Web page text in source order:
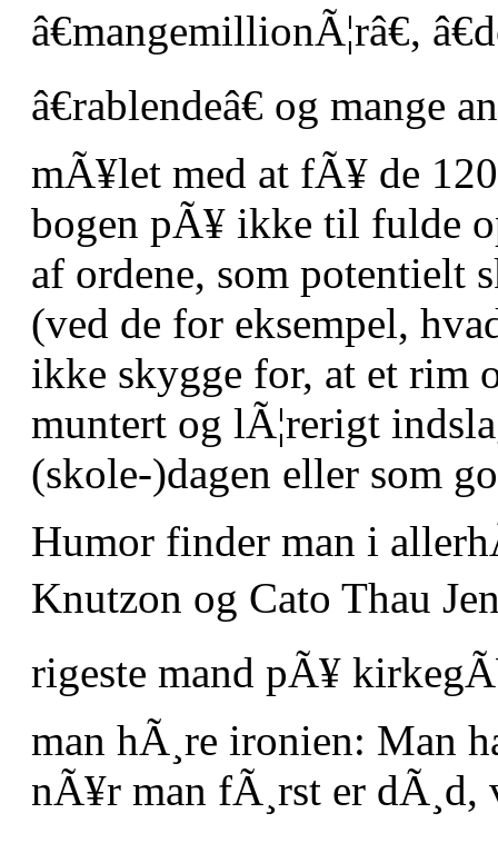
â€mangemillionÃ¦râ€,
â€rablendeâ€ og mange
mÃ¥let med at fÃ¥ de
bogen pÃ¥ ikke til fulde
af ordene, som potentielt
(ved de for eksempel,
ikke skygge for, at et rim
muntert og lÃ¦rerigt
(skole-)dagen eller som
Humor finder man i
Knutzon og Cato Thau
rigeste mand pÃ¥
man hÃ¸re ironien: Man
nÃ¥r man fÃ¸rst er dÃ¸d,